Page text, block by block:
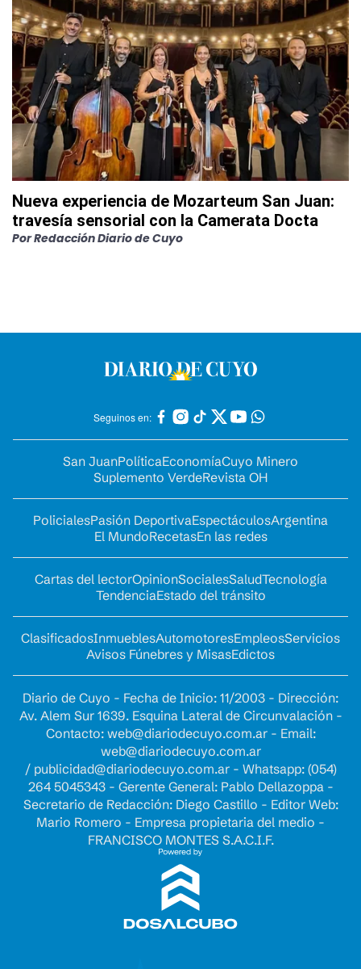
Nueva experiencia de Mozarteum San Juan:
travesía sensorial con la Camerata Docta
PorRedacción Diario de Cuyo
Seguinos en:
San JuanPolíticaEconomíaCuyo Minero
Suplemento VerdeRevista OH
PolicialesPasión DeportivaEspectáculosArgentina
El MundoRecetasEn las redes
Cartas del lectorOpinionSocialesSaludTecnología
TendenciaEstado del tránsito
ClasificadosInmueblesAutomotoresEmpleosServicios
Avisos Fúnebres y MisasEdictos
Diario de Cuyo - Fecha de Inicio: 11/2003 - Dirección:
Av. Alem Sur 1639. Esquina Lateral de Circunvalación -
Contacto: web@diariodecuyo.com.ar- Email:
web@diariodecuyo.com.ar
/ publicidad@diariodecuyo.com.ar- Whatsapp: (054)
264 5045343 - Gerente General: Pablo Dellazoppa -
Secretario de Redacción: Diego Castillo - Editor Web:
Mario Romero - Empresa propietaria del medio -
FRANCISCO MONTES S.A.C.I.F.